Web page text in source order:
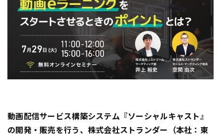
動画配信サービス構築システム『ソーシャルキャスト』
の開発・販売を行う、株式会社ストランダー（本社：東